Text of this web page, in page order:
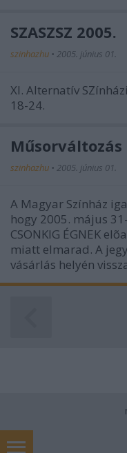
SZASZSZ 2005.
szinhazhu • 2005. június 01.
XI. Alternatív
18-24.
szinhazhu • 2005. június 01.
A Magyar Színház
hogy 2005. május
CSONKIG ÉGNEK
miatt elmarad. A
vásárlás helyén